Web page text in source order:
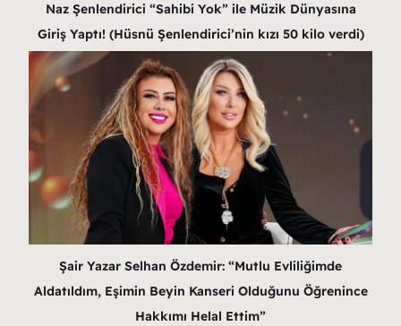
Naz Şenlendirici “Sahibi Yok” ile Müzik Dünyasına
Giriş Yaptı! (Hüsnü Şenlendirici’nin kızı 50 kilo verdi)
Şair Yazar Selhan Özdemir: “Mutlu Evliliğimde
Aldatıldım, Eşimin Beyin Kanseri Olduğunu Öğrenince
Hakkımı Helal Ettim”